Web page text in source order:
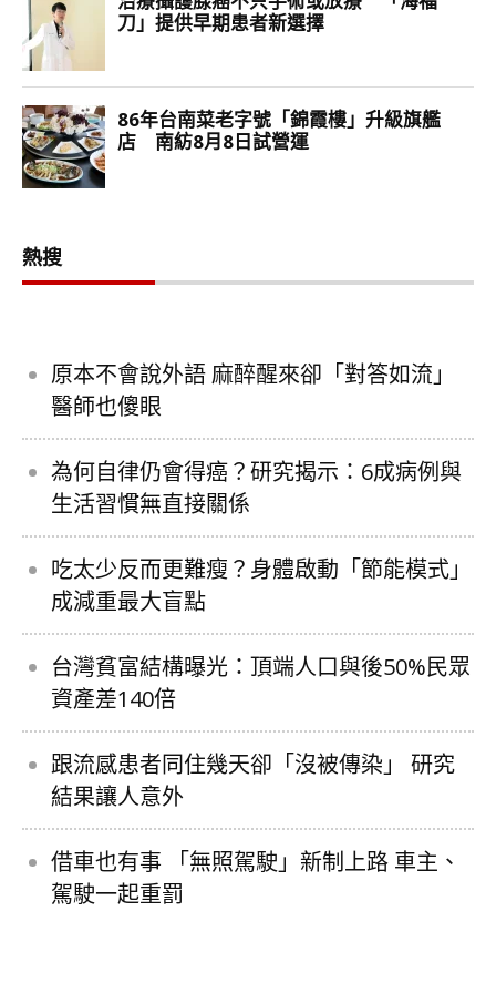
熱搜
原本不會說外語 麻醉醒來卻「對答如流」
醫師也傻眼
為何自律仍會得癌？研究揭示：6成病例與
生活習慣無直接關係
吃太少反而更難瘦？身體啟動「節能模式」
成減重最大盲點
台灣貧富結構曝光：頂端人口與後50%民眾
資產差140倍
跟流感患者同住幾天卻「沒被傳染」 研究
結果讓人意外
借車也有事 「無照駕駛」新制上路 車主、
駕駛一起重罰